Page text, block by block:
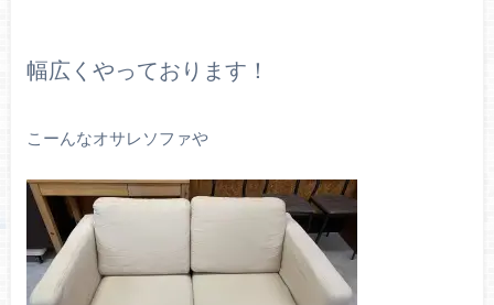
幅広くやっております！
こーんなオサレソファや